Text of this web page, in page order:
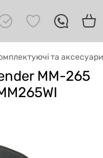
та аксесуари
MM-265